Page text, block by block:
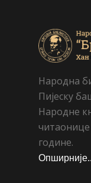
Народна
Пијеску
Народне
читаонице
године.